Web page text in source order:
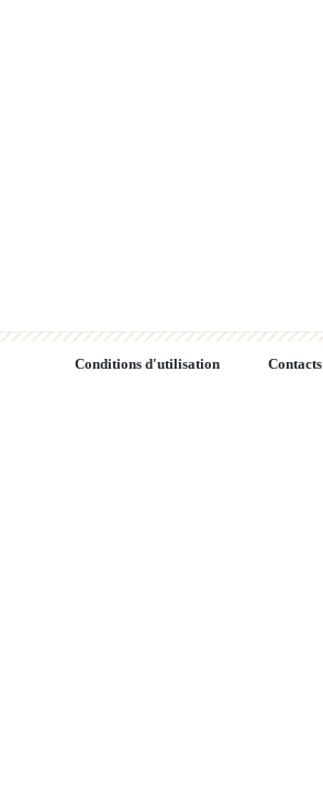
Conditions d'utilisation Contacts